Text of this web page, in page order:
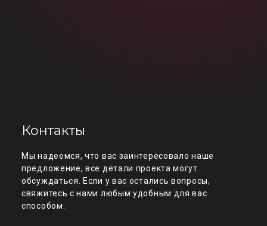
Контакты
Мы надеемся, что вас заинтересовало наше
предложение, все детали проекта могут
обсуждаться. Если у вас остались вопросы,
свяжитесь с нами любым удобным для вас
способом.